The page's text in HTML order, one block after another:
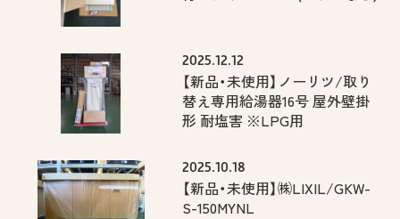
2025.12.12
【新品・未使用】ノーリツ/取り
替え専用給湯器16号 屋外壁掛
形 耐塩害 ※LPG用
2025.10.18
【新品・未使用】㈱LIXIL/GKW-
S-150MYNL